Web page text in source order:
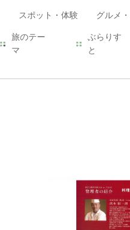
スポット・体験 グルメ
旅のテー
マ
ぶらりす
と